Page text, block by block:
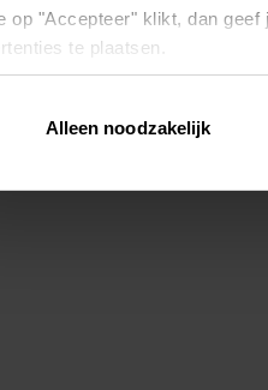
op "Accepteer" klikt, dan
te plaatsen.
instellingen" kun je
op onscookiebeleid.
Alleen noodzakelijk